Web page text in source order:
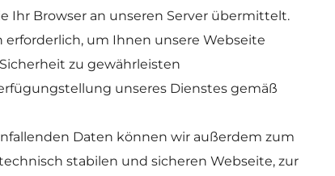
Ihr Browser an unseren Server übermittelt.
um Ihnen unsere Webseite
zu gewährleisten
unseres Dienstes gemäß
Daten können wir außerdem zum
stabilen und sicheren Webseite, zur